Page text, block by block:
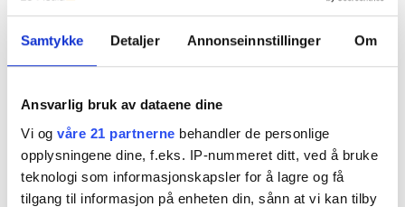
Samtykke Detaljer Annonseinnstillinger Om
Ansvarlig bruk av dataene dine
Vi og våre 21 partnerne behandler de personlige
opplysningene dine, f.eks. IP-nummeret ditt, ved å bruke
teknologi som informasjonskapsler for å lagre og få
tilgang til informasjon på enheten din, sånn at vi kan tilby
kjell ingolf ropstad
Del artikkel